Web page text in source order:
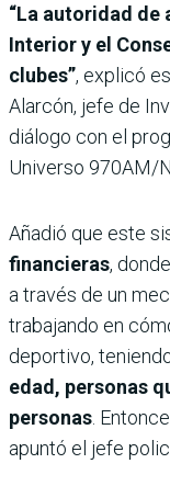
“La autoridad de
Interior y el
clubes”, explicó
Alarcón, jefe de
diálogo con el
Universo 970AM/
Añadió que este
financieras,
a través de un
trabajando en
deportivo,
edad, personas
personas .
apuntó el jefe